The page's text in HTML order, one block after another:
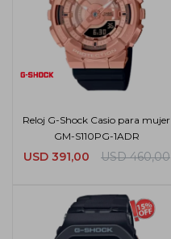
Reloj G-Shock Casio para mujer
GM-S110PG-1ADR
USD 391,00 USD 460,00